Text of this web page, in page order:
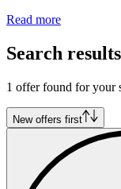
Read more
Search results
1 offer found for your
New offers first